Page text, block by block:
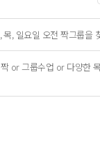
목, 일요일 오전 짝그룹을
or 그룹수업 or 다양한